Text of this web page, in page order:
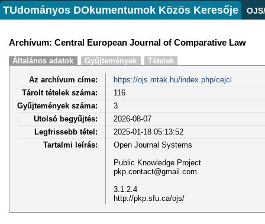
TUdományos DOkumentumok Közös Keresője
Archívum: Central European Journal of Comparative Law
Általános adatok Gyűjtemények Tételek
Az archívum címe:
https://ojs.mtak.hu/index.php/cejcl
Tárolt tételek száma:
116
Gyűjtemények száma:
3
Utolsó begyűjtés:
2026-08-07
Legfrissebb tétel:
2025-01-18 05:13:52
Tartalmi leírás:
Open Journal Systems
Public Knowledge Project
pkp.contact@gmail.com
3.1.2.4
http://pkp.sfu.ca/ojs/